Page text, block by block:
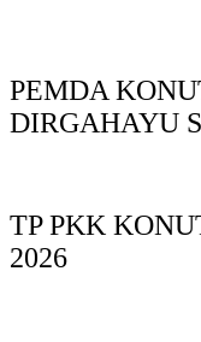
PEMDA
DIRGAHAYU
TP PKK
2026